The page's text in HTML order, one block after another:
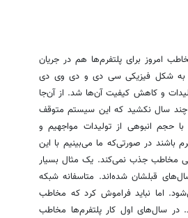
در ادامه محمدرضا لطفی، منتقد سینما، درباره این که خطر از دست دادن مخاطب امروز برای پلتفرم‎‌ها هم در جریان
به‌ شکل فیزیکی سی دی و دی وی دی
و کاهش کیفیت آن‌ها شد. از آن‌جا
سال نکشید که این سیستم متوقف
حجم انبوهی از تولیدات مواجهیم و
باشند در صورتی‌که ما می‌بینیم با این
مخاطب جذب نمی‌کند. یک مثال بسیار
قبلشان شده‌اند. متاسفانه شبکه
اما نباید فراموش کرد که مخاطب
سال‌های اول کار پلتفرم‌ها مخاطب